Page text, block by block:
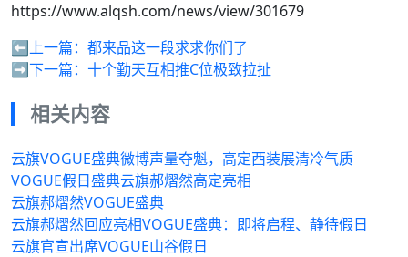
https://www.alqsh.com/news/view/301679
⬅️上一篇： 都来品这一段求求你们了
➡️下一篇： 十个勤天互相推C位极致拉扯
相关内容
云旗VOGUE盛典微博声量夺魁，高定西装展清冷气质
VOGUE假日盛典云旗郝熠然高定亮相
云旗郝熠然VOGUE盛典
云旗郝熠然回应亮相VOGUE盛典：即将启程、静待假日
云旗官宣出席VOGUE山谷假日